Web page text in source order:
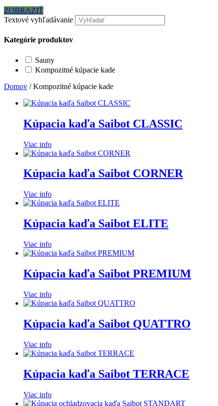
ZOBRAZIŤ
Textové vyhľadávanie
Kategórie produktov
Sauny
Kompozitné kúpacie kade
Domov / Kompozitné kúpacie kade
Kúpacia kaďa Saibot CLASSIC
Viac info
Kúpacia kaďa Saibot CORNER
Viac info
Kúpacia kaďa Saibot ELITE
Viac info
Kúpacia kaďa Saibot PREMIUM
Viac info
Kúpacia kaďa Saibot QUATTRO
Viac info
Kúpacia kaďa Saibot TERRACE
Viac info